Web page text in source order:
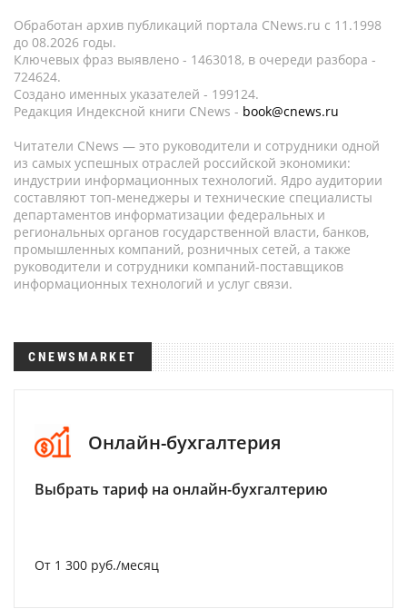
Обработан архив публикаций портала CNews.ru c 11.1998
до 08.2026 годы.
Ключевых фраз выявлено - 1463018, в очереди разбора -
724624.
Создано именных указателей - 199124.
Редакция Индексной книги CNews - book@cnews.ru
Читатели CNews — это руководители и сотрудники одной
из самых успешных отраслей российской экономики:
индустрии информационных технологий. Ядро аудитории
составляют топ-менеджеры и технические специалисты
департаментов информатизации федеральных и
региональных органов государственной власти, банков,
промышленных компаний, розничных сетей, а также
руководители и сотрудники компаний-поставщиков
информационных технологий и услуг связи.
CNEWSMARKET
Онлайн-бухгалтерия
Выбрать тариф на онлайн-бухгалтерию
От 1 300 руб./месяц